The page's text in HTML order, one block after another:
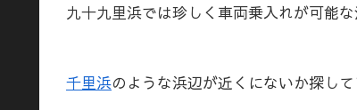
九十九里浜では珍しく車両乗入れが可能な
千里浜のような浜辺が近くにないか探し